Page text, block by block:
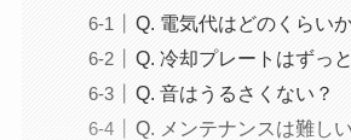
Q. 電気代はどのくらい
Q. 冷却プレートはずっ
Q. 音はうるさくない？
Q. メンテナンスは難し